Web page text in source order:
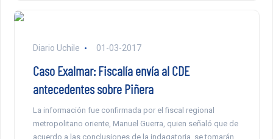
Diario Uchile 01-03-2017
Caso Exalmar: Fiscalía envía al CDE
antecedentes sobre Piñera
La información fue confirmada por el fiscal regional
metropolitano oriente, Manuel Guerra, quien señaló que de
acuerdo a las conclusiones de la indagatoria, se tomarán